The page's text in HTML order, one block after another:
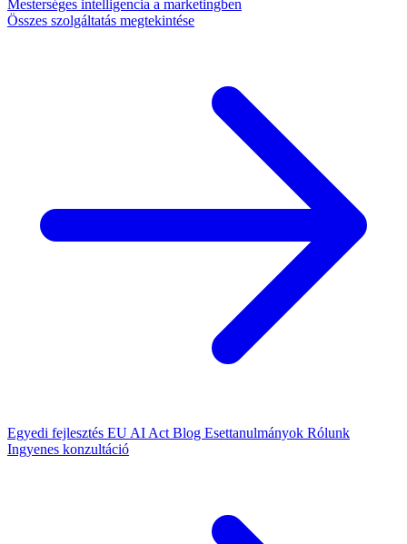
Mesterséges intelligencia a marketingben
Összes szolgáltatás megtekintése
Egyedi fejlesztés EU AI Act Blog Esettanulmányok Rólunk
Ingyenes konzultáció